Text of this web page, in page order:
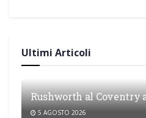
Ultimi Articoli
Rushworth al
5 AGOSTO 2026